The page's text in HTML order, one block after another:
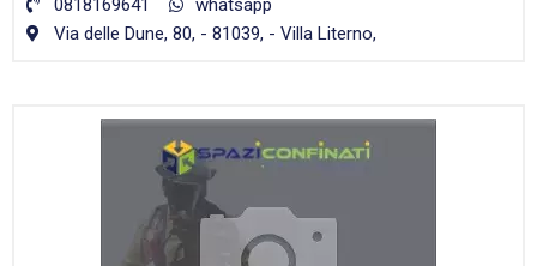
0818169641
whatsapp
Via delle Dune, 80, - 81039, - Villa Literno,